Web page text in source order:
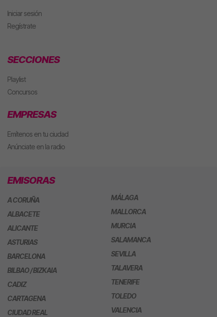
Iniciar sesión
Regístrate
SECCIONES
Playlist
Concursos
EMPRESAS
Emítenos en tu ciudad
Anúnciate en la radio
EMISORAS
A CORUÑA
ALBACETE
ALICANTE
ASTURIAS
BARCELONA
BILBAO / BIZKAIA
CADIZ
CARTAGENA
CIUDAD REAL
MÁLAGA
MALLORCA
MURCIA
SALAMANCA
SEVILLA
TALAVERA
TENERIFE
TOLEDO
VALENCIA